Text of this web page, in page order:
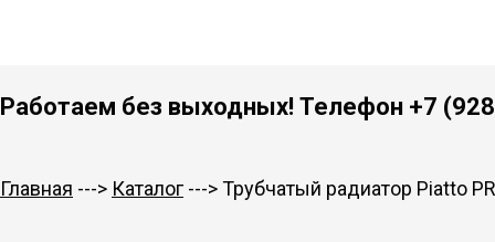
Работаем без выходных! Телефон +7
Главная ---> Каталог ---> Трубчатый радиатор Piatto